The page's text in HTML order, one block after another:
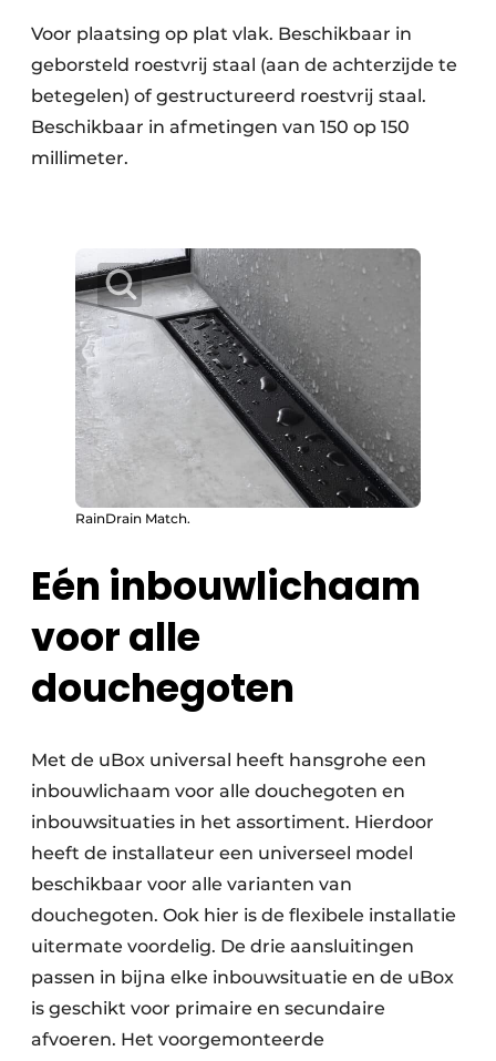
Voor plaatsing op plat vlak. Beschikbaar in
geborsteld roestvrij staal (aan de achterzijde te
betegelen) of gestructureerd roestvrij staal.
Beschikbaar in afmetingen van 150 op 150
millimeter.
RainDrain Match.
Eén inbouwlichaam
voor alle
douchegoten
Met de uBox universal heeft hansgrohe een
inbouwlichaam voor alle douchegoten en
inbouwsituaties in het assortiment. Hierdoor
heeft de installateur een universeel model
beschikbaar voor alle varianten van
douchegoten. Ook hier is de flexibele installatie
uitermate voordelig. De drie aansluitingen
passen in bijna elke inbouwsituatie en de uBox
is geschikt voor primaire en secundaire
afvoeren. Het voorgemonteerde